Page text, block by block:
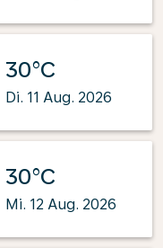
30°C
Di. 11 Aug. 2026
30°C
Mi. 12 Aug. 2026